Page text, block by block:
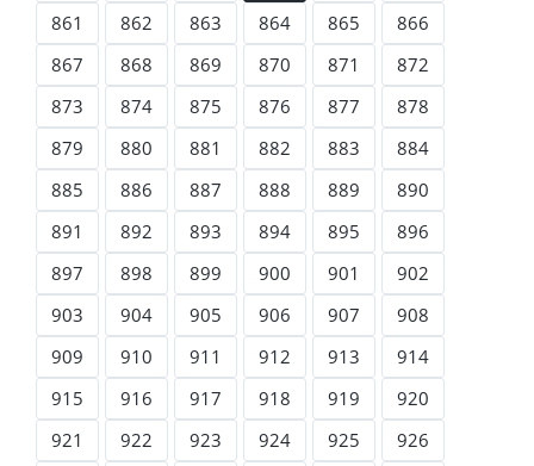
861
862 863 864 865
866
867
868 869 870 871
872
873
874 875 876 877
878
879
880 881 882 883
884
885
886 887 888 889
890
891
892 893 894 895
896
897
898 899 900 901
902
903
904 905 906 907
908
909
910 911 912 913
914
915
916 917 918 919
920
921
922 923 924 925
926